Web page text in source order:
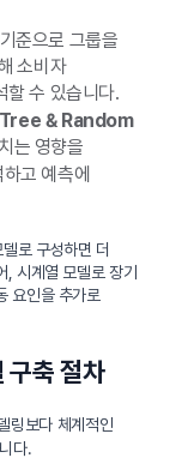
준으로 그룹을
소비자
할 수 있습니다.
Tree & Random
는 영향을
고 예측에
로 구성하면 더
시계열 모델로 장기
요인을 추가로
구축 절차
링보다 체계적인
다.